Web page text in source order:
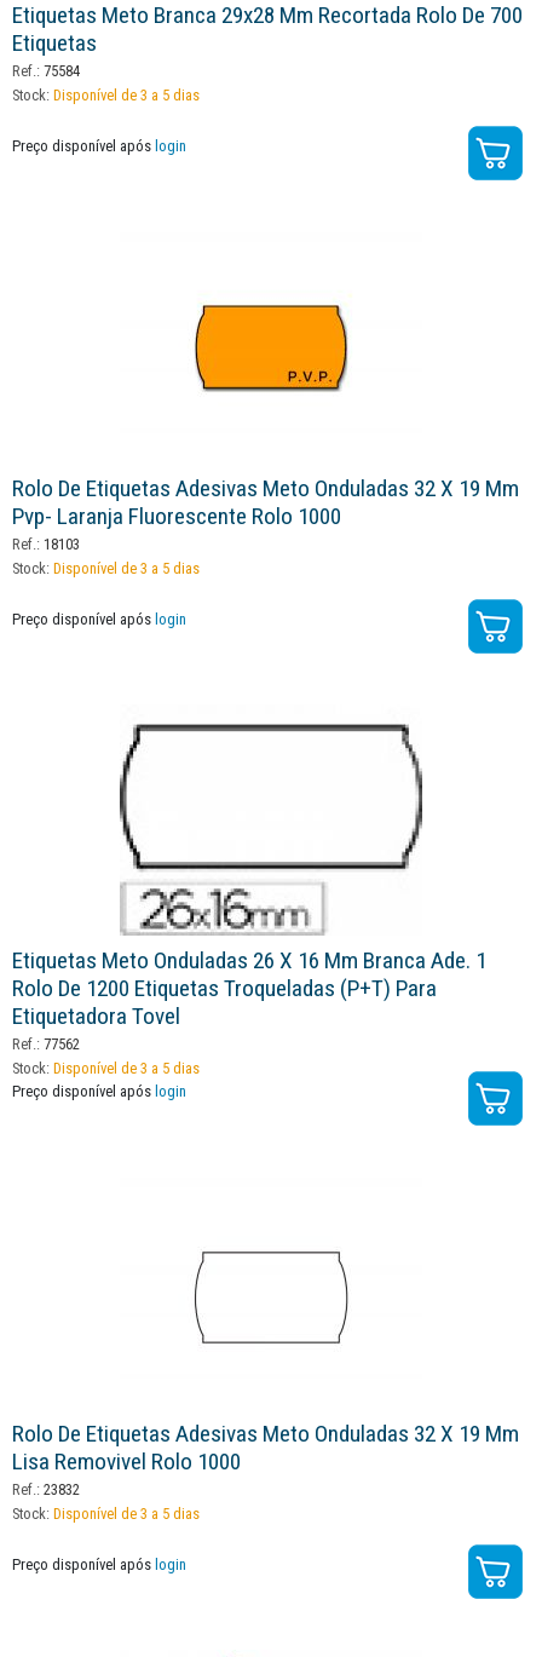
Etiquetas Meto Branca 29x28 Mm Recortada Rolo De 700
Etiquetas
Ref.: 75584
Stock: Disponível de 3 a 5 dias
Preço disponível após login
Rolo De Etiquetas Adesivas Meto Onduladas 32 X 19 Mm
Pvp- Laranja Fluorescente Rolo 1000
Ref.: 18103
Stock: Disponível de 3 a 5 dias
Preço disponível após login
Etiquetas Meto Onduladas 26 X 16 Mm Branca Ade. 1
Rolo De 1200 Etiquetas Troqueladas (p+t) Para
Etiquetadora Tovel
Ref.: 77562
Stock: Disponível de 3 a 5 dias
Preço disponível após login
Rolo De Etiquetas Adesivas Meto Onduladas 32 X 19 Mm
Lisa Removivel Rolo 1000
Ref.: 23832
Stock: Disponível de 3 a 5 dias
Preço disponível após login